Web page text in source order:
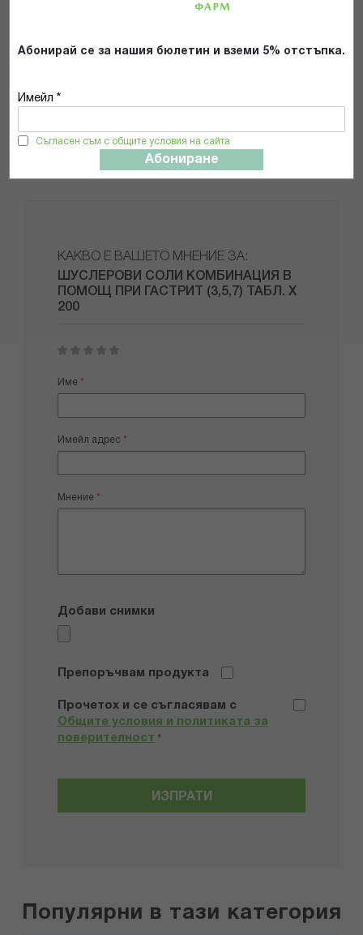
Абонирай се за нашия бюлетин и вземи 5% отстъпка.
Имейл *
Съгласен съм с общите условия на сайта
Абониране
информация прочетете листовката.
DHU.
ВАЖНА ИНФОРМАЦИЯ
СВЪРЗАНИ СТАТИИ
КАКВО Е ВАШЕТО МНЕНИЕ ЗА:
ШУСЛЕРОВИ СОЛИ КОМБИНАЦИЯ В
ПОМОЩ ПРИ ГАСТРИТ (3,5,7) ТАБЛ. X
200
star
stars
stars
stars
stars
Име
Имейл адрес
Мнение
Добави снимки
Препоръчвам продукта
Прочетох и се съгласявам с
Общите условия и политиката за
поверителност *
ИЗПРАТИ
Популярни в тази категория